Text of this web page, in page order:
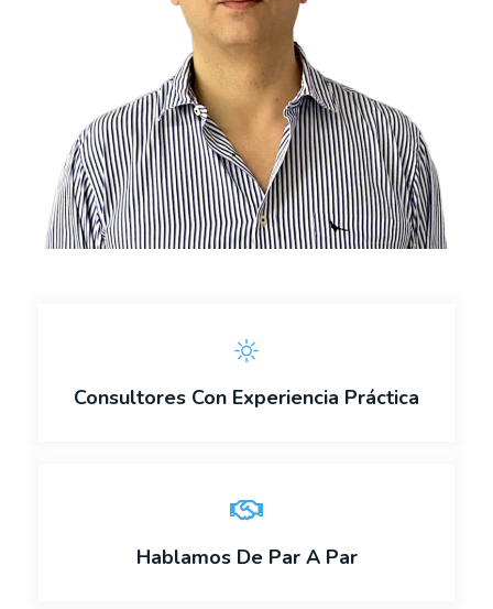
Consultores Con Experiencia Práctica
Hablamos De Par A Par